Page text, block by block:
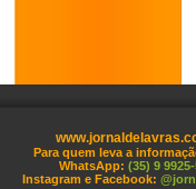
Para quem leva a
WhatsApp: (35) 9 9925-
Instagram e Facebook: